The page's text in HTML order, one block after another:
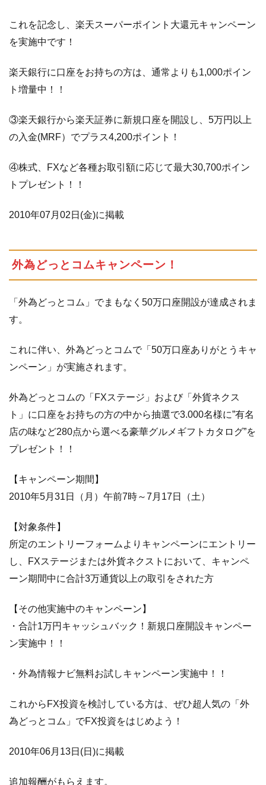
と
コ
ム
規
口
設
キ
ン
ー
Ｒ
Ｔ！
ＦＸ
ンペ
ＲＡ
Ｄ
ＦＸ
ンペ
ーン
1.6 「楽
券」
口座
＋入
金キ
ャン
ペー
為オ
ンラ
ン】
ンペ
情報
1.7.1
為
ン
これを記念し、楽天スーパーポイント大還元キャンペーン
を実施中です！
楽天銀行に口座をお持ちの方は、通常よりも1,000ポイン
ト増量中！！
③楽天銀行から楽天証券に新規口座を開設し、5万円以上
の入金(MRF）でプラス4,200ポイント！
④株式、FXなど各種お取引額に応じて最大30,700ポイン
トプレゼント！！
2010年07月02日(金)に掲載
外為どっとコムキャンペーン！
「外為どっとコム」でまもなく50万口座開設が達成されま
す。
これに伴い、外為どっとコムで「50万口座ありがとうキャ
ンペーン」が実施されます。
外為どっとコムの「FXステージ」および「外貨ネクス
ト」に口座をお持ちの方の中から抽選で3.000名様に”有名
店の味など280点から選べる豪華グルメギフトカタログ”を
プレゼント！！
【キャンペーン期間】
2010年5月31日（月）午前7時～7月17日（土）
【対象条件】
所定のエントリーフォームよりキャンペーンにエントリー
し、FXステージまたは外貨ネクストにおいて、キャンペ
ーン期間中に合計3万通貨以上の取引をされた方
【その他実施中のキャンペーン】
・合計1万円キャッシュバック！新規口座開設キャンペー
ン実施中！！
・外為情報ナビ無料お試しキャンペーン実施中！！
これからFX投資を検討している方は、ぜひ超人気の「外
為どっとコム」でFX投資をはじめよう！
2010年06月13日(日)に掲載
追加報酬がもらえます。